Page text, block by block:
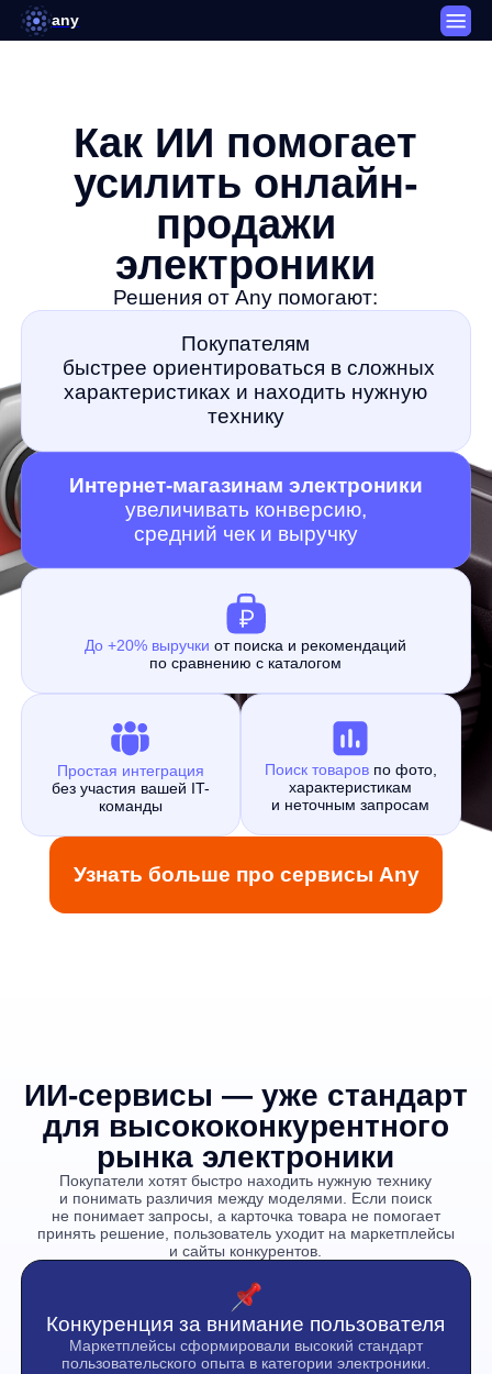
any
Как ИИ помогает
усилить онлайн-
продажи
электроники
Решения от Any помогают:
Покупателям
быстрее ориентироваться в сложных
характеристиках и находить нужную
технику
Интернет-магазинам электроники
увеличивать конверсию,
средний чек и выручку
До +20% выручки
от поиска и рекомендаций
Простая интеграция
без участия вашей IT-
Поиск товаровпо фото,
характеристикам
Узнать больше про сервисы Any
Конкуренция за внимание пользователя
Маркетплейсы сформировали высокий стандарт
пользовательского опыта в категории электроники.
Чтобы удерживать аудиторию на собственном сайте,
интернет-магазинам важно делать поиск, навигацию
и подбор товаров максимально удобными и быстрыми.
Выбор не по модели, а по решаемой
задаче
Пользователи всё чаще ищут технику не по точному
названию модели, а по сценарию использования или
набору характеристик: «смартфон с хорошей камерой»,
«ноутбук для дизайнера» или «тихий робот-пылесос».